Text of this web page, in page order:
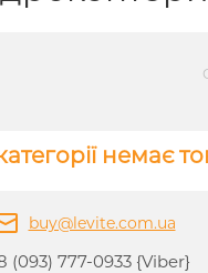
станції
немає
buy@levite.com.ua
(093) 777-0933 {Viber}